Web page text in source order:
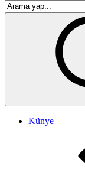
Künye